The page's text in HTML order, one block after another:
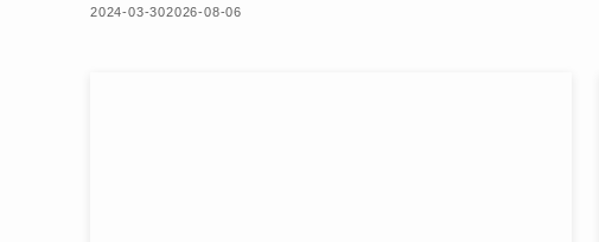
2024-03-302026-08-06